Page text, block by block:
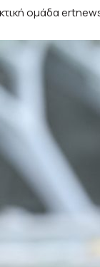
ομάδα